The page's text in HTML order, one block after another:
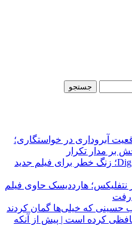
آبروداری در خواستگاری؛
استقبال کم‌رمق از تریلر Digger؛ زنگ خطر برای فیلم جدید
از نتفلیکس؛ هارددیسک حاوی فیلم
رفت
حسینی که خیلی‌ها گمان کردند
کرده است | پیش از آنکه